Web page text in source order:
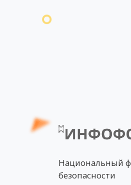
Национальный
безопасности